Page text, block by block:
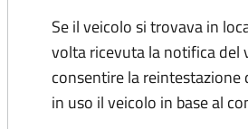
Se il veicolo si trovava in
volta ricevuta la notifica del
consentire la
in uso il veicolo in base al